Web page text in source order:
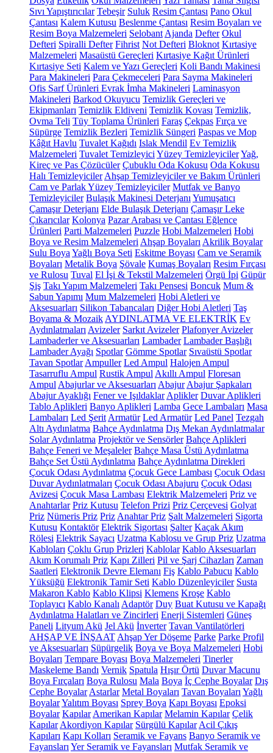
Sıvı Yapıştırıcılar Tebeşir Suluk Resim Çantası Pano Okul
Çantası Kalem Kutusu Beslenme Çantası Resim Boyaları ve
Resim Boya Malzemeleri Selobant Ajanda Defter Okul
Defteri Spiralli Defter Fihrist Not Defteri Bloknot Kırtasiye
Malzemeleri Masaüstü Gereçleri Kırtasiye Kağıt Ürünleri
Kırtasiye Seti Kalem ve Yazı Gereçleri Koli Bandı Makinesi
Para Makineleri Para Çekmeceleri Para Sayma Makineleri
Ofis Sarf Ürünleri Evrak İmha Makineleri Laminasyon
Makineleri Barkod Okuyucu Temizlik Gereçleri ve
Ekipmanları Temizlik Eldiveni Temizlik Kovası Temizlik,
Ovma Teli Tüy Toplama Ürünleri Faraş Çekpas Fırça ve
Süpürge Temizlik Bezleri Temizlik Süngeri Paspas ve Mop
Kâğıt Havlu Tuvalet Kağıdı Islak Mendil Ev Temizlik
Malzemeleri Tuvalet Temizleyici Yüzey TemizleyicilerYağ,
Kireç ve Pas Çözücüler Çubuklu Oda Kokusu Oda Kokusu
Halı Temizleyiciler Ahşap Temizleyiciler ve Bakım Ürünleri
Cam ve Parlak Yüzey Temizleyiciler Mutfak ve Banyo
Temizleyiciler Bulaşık Makinesi Deterjanı Yumuşatıcı
Çamaşır Deterjanı Elde Bulaşık Deterjanı Çamaşır Leke
Çıkarıcılar Kolonya Pazar Arabası ve Çantası Eğlence
Ürünleri Parti Malzemeleri Puzzle Hobi Malzemeleri Hobi
Boya ve Resim Malzemeleri Ahşap Boyaları Akrilik Boyalar
Sulu Boya Yağlı Boya Seti Eskitme Boyası Cam ve Seramik
Boyaları Metalik Boya Şövale Kumaş Boyaları Resim Fırçası
ve Rulosu Tuval El İşi & Tekstil Malzemeleri Örgü İpi Güpür
Şiş Takı Yapım Malzemeleri Takı Pensesi Boncuk Mum &
Sabun Yapımı Mum Malzemeleri Hobi Aletleri ve
Aksesuarları Silikon Tabancaları Diğer Hobi Aletleri Taş
Boyama & Mozaik AYDINLATMA VE ELEKTRİK Ev
Aydınlatmaları Avizeler Sarkıt Avizeler Plafonyer Avizeler
Lambaderler ve Aksesuarları Lambader Lambader Başlığı
Lambader Ayağı Spotlar Gömme Spotlar Sıvaüstü Spotlar
Tavan Spotlar Ampuller Led Ampul Halojen Ampul
Tasarruflu Ampul Rustik Ampul Akıllı Ampul Floresan
Ampul Abajurlar ve Aksesuarları Abajur Abajur Şapkaları
Abajur Ayaklığı Fener ve Işıldaklar Aplikler Duvar Aplikleri
Tablo Aplikleri Banyo Aplikleri Lamba Gece Lambaları Masa
Lambaları Led Şerit Armatür Led Armatür Led Panel Tezgah
Altı Aydınlatma Bahçe Aydınlatma Dış Mekan Aydınlatmalar
Solar Aydınlatma Projektör ve Sensörler Bahçe Aplikleri
Bahçe Feneri ve Meşaleler Bahçe Masa Üstü Aydınlatma
Bahçe Set Üstü Aydınlatma Bahçe Aydınlatma Direkleri
Çocuk Odası Aydınlatma Çocuk Gece Lambası Çocuk Odası
Duvar Aydınlatmaları Çocuk Odası Abajuru Çocuk Odası
Avizesi Çocuk Masa Lambası Elektrik Malzemeleri Priz ve
Anahtarlar Priz Kutusu Telefon Prizi Priz Çerçevesi Golyat
Priz Nümeris Priz Priz Anahtar Priz Şalt Malzemeleri Sigorta
Kutusu Kontaktör Elektrik Sigortası Şalter Kaçak Akım
Rölesi Elektrik Sayacı Uzatma Kablosu ve Grup Priz Uzatma
Kabloları Çoklu Grup Prizleri Kablolar Kablo Aksesuarları
Akım Korumalı Priz Kapı Zilleri Pil ve Şarj Cihazları Zaman
Saatleri Elektronik Devre Elemanı Fiş Kablo Pabucu Kablo
Yüksüğü Elektronik Tamir Seti Kablo Düzenleyiciler Susta
Makaron Kablo Kablo Klipsi Klemens Kroşe Kablo
Toplayıcı Kablo Kanalı Adaptör Duy Buat Kutusu ve Kapağı
Aydınlatma Halatları ve Zincirleri Enerji Sistemleri Güneş
Paneli Lityum Akü Jel Akü İnverter Tavan Vantilatörleri
AHŞAP VE İNŞAAT Ahşap Yer Döşeme Parke Parke Profil
ve Aksesuarları Süpürgelik Boya ve Boya Malzemeleri Hobi
Boyaları Tempare Boyası Boya Malzemeleri Tinerler
Maskeleme Bandı Vernik Spatula Hışır Örtü Duvar Macunu
Boya Fırçaları Boya Rulosu Mala Boya İç Cephe Boyalar Dış
Cephe Boyalar Astarlar Metal Boyaları Tavan Boyaları Yağlı
BoyalarYalıtım Boyası Sprey Boya Kapı Boyası Epoksi
Boyalar Kapılar Amerikan Kapılar Melamin Kapılar Çelik
Kapılar Akordiyon Kapılar Sürgülü Kapılar Acil Çıkış
Kapıları Kapı Kolları Seramik ve Fayans Banyo Seramik ve
Fayansları Yer Seramik ve Fayansları Mutfak Seramik ve